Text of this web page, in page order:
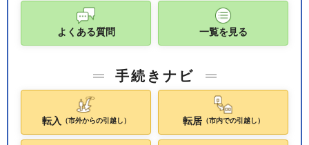
よくある質問 一覧を見る
手続きナビ
転入 （市外からの引越し） 転居（市内での引越し）